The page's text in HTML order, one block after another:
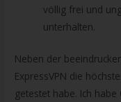
völlig frei und
unterhalten.
Neben der
ExpressVPN die
getestet habe. Ich